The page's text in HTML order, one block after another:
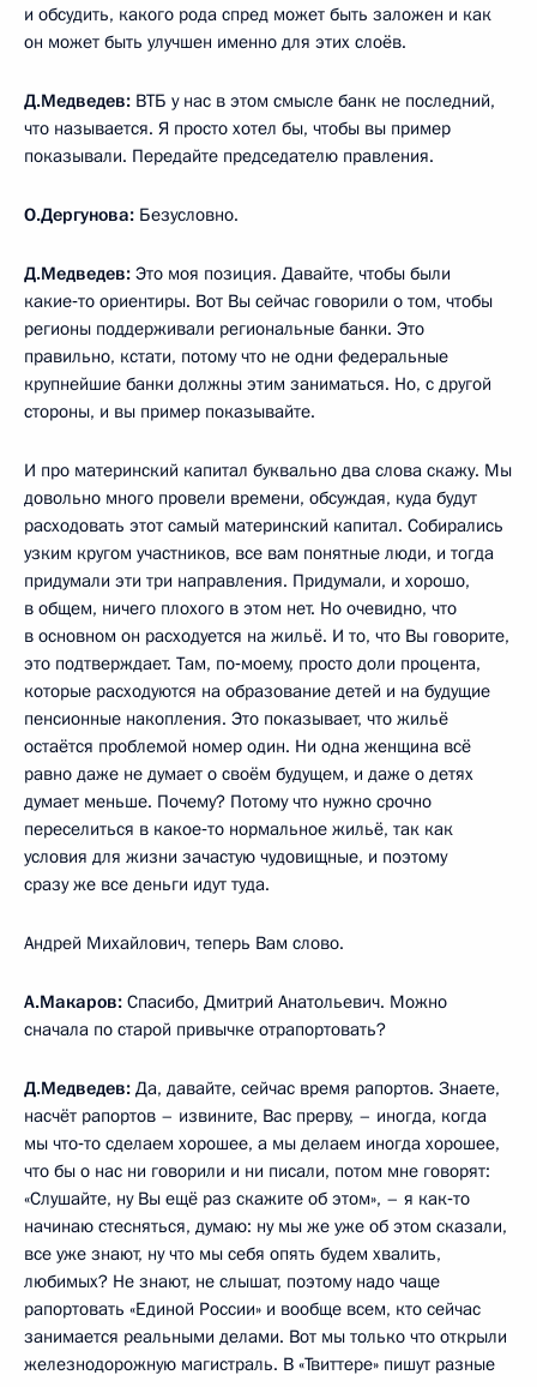
и обсудить, какого рода спред может быть заложен и как
он может быть улучшен именно для этих слоёв.
Д.Медведев: ВТБ у нас в этом смысле банк не последний,
что называется. Я просто хотел бы, чтобы вы пример
показывали. Передайте председателю правления.
О.Дергунова: Безусловно.
Д.Медведев: Это моя позиция. Давайте, чтобы были
какие‑то ориентиры. Вот Вы сейчас говорили о том, чтобы
регионы поддерживали региональные банки. Это
правильно, кстати, потому что не одни федеральные
крупнейшие банки должны этим заниматься. Но, с другой
стороны, и вы пример показывайте.
И про материнский капитал буквально два слова скажу. Мы
довольно много провели времени, обсуждая, куда будут
расходовать этот самый материнский капитал. Собирались
узким кругом участников, все вам понятные люди, и тогда
придумали эти три направления. Придумали, и хорошо,
в общем, ничего плохого в этом нет. Но очевидно, что
в основном он расходуется на жильё. И то, что Вы говорите,
это подтверждает. Там, по‑моему, просто доли процента,
которые расходуются на образование детей и на будущие
пенсионные накопления. Это показывает, что жильё
остаётся проблемой номер один. Ни одна женщина всё
равно даже не думает о своём будущем, и даже о детях
думает меньше. Почему? Потому что нужно срочно
переселиться в какое‑то нормальное жильё, так как
условия для жизни зачастую чудовищные, и поэтому
сразу же все деньги идут туда.
Андрей Михайлович, теперь Вам слово.
А.Макаров: Спасибо, Дмитрий Анатольевич. Можно
сначала по старой привычке отрапортовать?
Д.Медведев: Да, давайте, сейчас время рапортов. Знаете,
насчёт рапортов – извините, Вас прерву, – иногда, когда
мы что‑то сделаем хорошее, а мы делаем иногда хорошее,
что бы о нас ни говорили и ни писали, потом мне говорят:
«Слушайте, ну Вы ещё раз скажите об этом», – я как‑то
начинаю стесняться, думаю: ну мы же уже об этом сказали,
все уже знают, ну что мы себя опять будем хвалить,
любимых? Не знают, не слышат, поэтому надо чаще
рапортовать «Единой России» и вообще всем, кто сейчас
занимается реальными делами. Вот мы только что открыли
железнодорожную магистраль. В «Твиттере» пишут разные